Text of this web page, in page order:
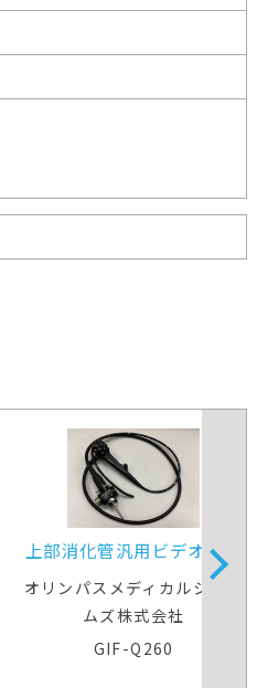
上部消化管汎用ビデオスコ
ープ
オリンパスメディカルシステ
ムズ株式会社
GIF-Q260